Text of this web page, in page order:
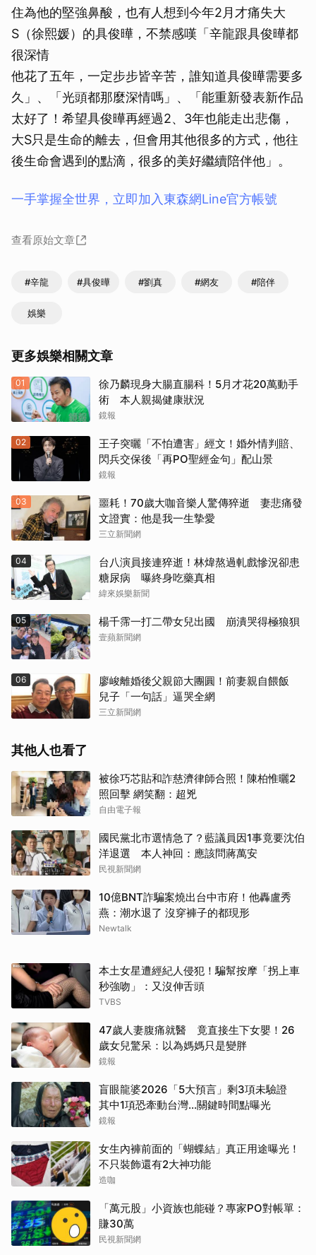
住為他的堅強鼻酸，也有人想到今年2月才痛失大
S（徐熙媛）的具俊曄，不禁感嘆「辛龍跟具俊曄都
很深情
他花了五年，一定步步皆辛苦，誰知道具俊曄需要多
久」、「光頭都那麼深情嗎」、「能重新發表新作品
太好了！希望具俊曄再經過2、3年也能走出悲傷，
大S只是生命的離去，但會用其他很多的方式，他往
後生命會遇到的點滴，很多的美好繼續陪伴他」。
一手掌握全世界，立即加入東森網Line官方帳號
查看原始文章
#辛龍 #具俊曄 #劉真 #網友 #陪伴
娛樂
更多娛樂相關文章
01
徐乃麟現身大腸直腸科！5月才花20萬動手
術 本人親揭健康狀況
鏡報
02
王子突曬「不怕遭害」經文！婚外情判賠、
閃兵交保後「再PO聖經金句」配山景
鏡報
03
噩耗！70歲大咖音樂人驚傳猝逝 妻悲痛發
文證實：他是我一生摯愛
三立新聞網
04
台八演員接連猝逝！林煒熬過軋戲慘況卻患
糖尿病 曝終身吃藥真相
緯來娛樂新聞
05 楊千霈一打二帶女兒出國 崩潰哭得極狼狽
壹蘋新聞網
06
廖峻離婚後父親節大團圓！前妻親自餵飯
兒子「一句話」逼哭全網
三立新聞網
其他人也看了
被徐巧芯貼和詐慈濟律師合照！陳柏惟曬2
照回擊 網笑翻：超兇
自由電子報
國民黨北市選情急了？藍議員因1事竟要沈伯
洋退選 本人神回：應該問蔣萬安
民視新聞網
10億BNT詐騙案燒出台中市府！他轟盧秀
燕：潮水退了 沒穿褲子的都現形
Newtalk
本土女星遭經紀人侵犯！騙幫按摩「拐上車
秒強吻」：又沒伸舌頭
TVBS
47歲人妻腹痛就醫 竟直接生下女嬰！26
歲女兒驚呆：以為媽媽只是變胖
鏡報
盲眼龍婆2026「5大預言」剩3項未驗證
其中1項恐牽動台灣...關鍵時間點曝光
鏡報
女生內褲前面的「蝴蝶結」真正用途曝光！
不只裝飾還有2大神功能
造咖
「萬元股」小資族也能碰？專家PO對帳單：
賺30萬
民視新聞網